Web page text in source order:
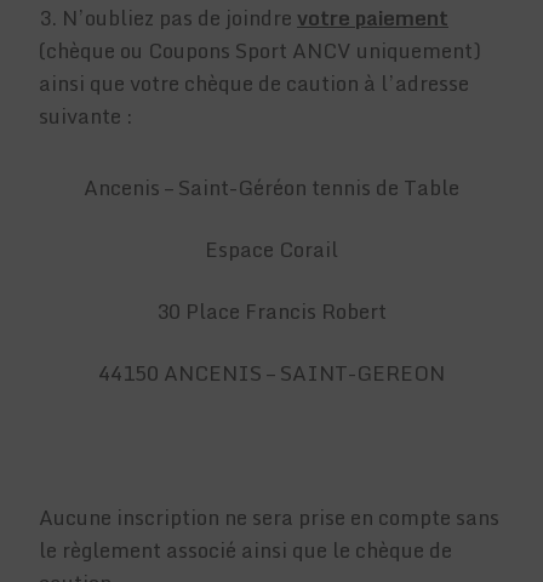
3. N’oubliez pas de joindre votre paiement
(chèque ou Coupons Sport ANCV uniquement)
ainsi que votre chèque de caution à l’adresse
suivante :
Ancenis – Saint-Géréon tennis de Table
Espace Corail
30 Place Francis Robert
44150 ANCENIS – SAINT-GEREON
Aucune inscription ne sera prise en compte sans
le règlement associé ainsi que le chèque de